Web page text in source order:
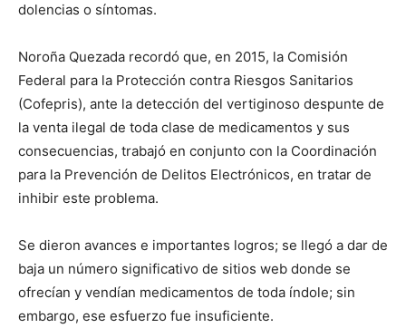
dolencias o síntomas.
Noroña Quezada recordó que, en 2015, la Comisión
Federal para la Protección contra Riesgos Sanitarios
(Cofepris), ante la detección del vertiginoso despunte de
la venta ilegal de toda clase de medicamentos y sus
consecuencias, trabajó en conjunto con la Coordinación
para la Prevención de Delitos Electrónicos, en tratar de
inhibir este problema.
Se dieron avances e importantes logros; se llegó a dar de
baja un número significativo de sitios web donde se
ofrecían y vendían medicamentos de toda índole; sin
embargo, ese esfuerzo fue insuficiente.